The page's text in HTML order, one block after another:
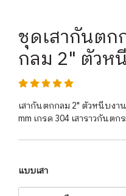
ชุดเสากันตก
กลม 2" ตัวห
เสากันตกกลม 2" ตัวหนีบงา
mm เกรด 304 เสาราวกันตก
แบบเสา